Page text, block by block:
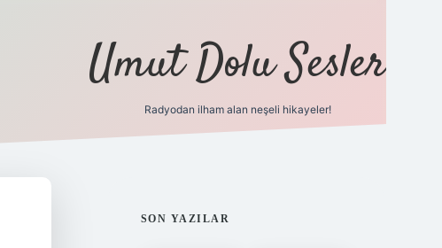
Umut Dolu Sesler
Radyodan ilham alan neşeli hikayeler!
SIDEBAR
SON YAZILAR